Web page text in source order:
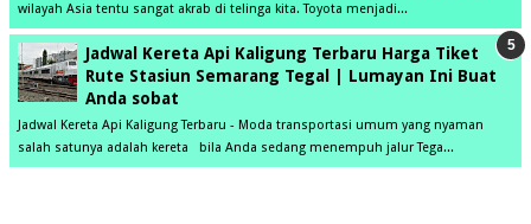
wilayah Asia tentu sangat akrab di telinga kita. Toyota menjadi...
Jadwal Kereta Api Kaligung Terbaru Harga Tiket
Rute Stasiun Semarang Tegal | Lumayan Ini Buat
Anda sobat
Jadwal Kereta Api Kaligung Terbaru - Moda transportasi umum yang nyaman
salah satunya adalah kereta bila Anda sedang menempuh jalur Tega...